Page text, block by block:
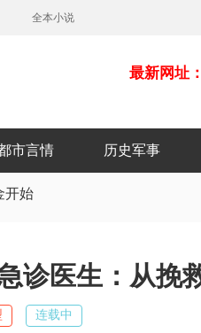
全本小说
最新网址
市言情 历史军事
开始
诊医生：从挽
连载中